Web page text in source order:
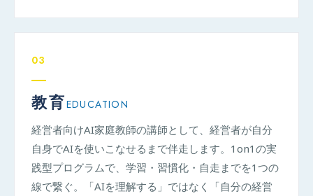
03
教育EDUCATION
経営者向けAI家庭教師の講師として、経営者が自分
自身でAIを使いこなせるまで伴走します。1on1の実
践型プログラムで、学習・習慣化・自走までを1つの
線で繋ぐ。「AIを理解する」ではなく「自分の経営